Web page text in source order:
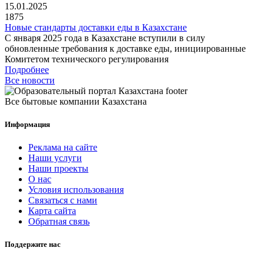
15.01.2025
1875
Новые стандарты доставки еды в Казахстане
С января 2025 года в Казахстане вступили в силу
обновленные требования к доставке еды, инициированные
Комитетом технического регулирования
Подробнее
Все новости
Все бытовые компании Казахстана
Информация
Реклама на сайте
Наши услуги
Наши проекты
О нас
Условия использования
Связаться с нами
Карта сайта
Обратная связь
Поддержите нас